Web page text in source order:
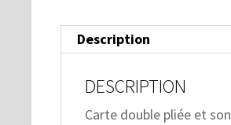
Description
DESCRIPTION
Carte double pliée et son